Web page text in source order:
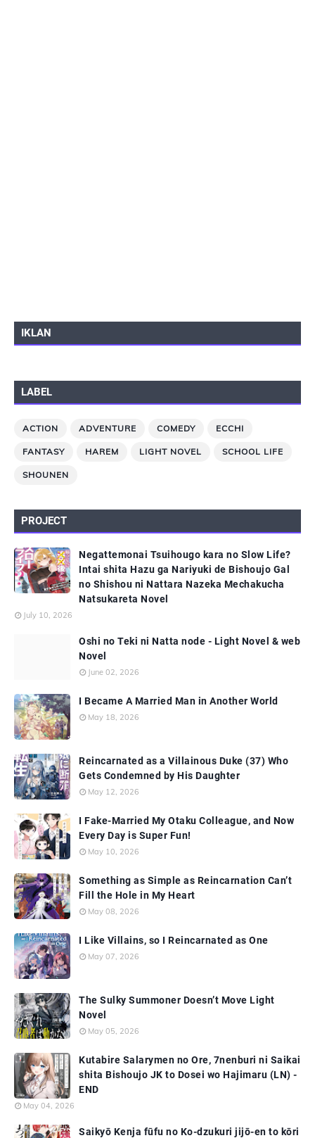
IKLAN
LABEL
ACTION ADVENTURE COMEDY ECCHI
FANTASY HAREM LIGHT NOVEL SCHOOL LIFE
SHOUNEN
PROJECT
Negattemonai Tsuihougo kara no Slow Life?
Intai shita Hazu ga Nariyuki de Bishoujo Gal
no Shishou ni Nattara Nazeka Mechakucha
Natsukareta Novel
July 10, 2026
Oshi no Teki ni Natta node - Light Novel & web
Novel
June 02, 2026
I Became A Married Man in Another World
May 18, 2026
Reincarnated as a Villainous Duke (37) Who
Gets Condemned by His Daughter
May 12, 2026
I Fake-Married My Otaku Colleague, and Now
Every Day is Super Fun!
May 10, 2026
Something as Simple as Reincarnation Can’t
Fill the Hole in My Heart
May 08, 2026
I Like Villains, so I Reincarnated as One
May 07, 2026
The Sulky Summoner Doesn’t Move Light
Novel
May 05, 2026
Kutabire Salarymen no Ore, 7nenburi ni Saikai
shita Bishoujo JK to Dosei wo Hajimaru (LN) -
END
May 04, 2026
Saikyō Kenja fūfu no Ko-dzukuri jijō-en to kōri